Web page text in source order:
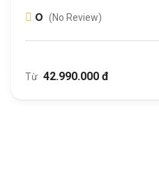
0 (No Review)
Từ 42.990.000 đ